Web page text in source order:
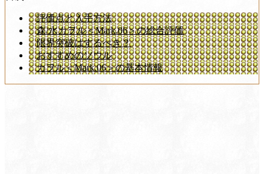
評価点と入手方法
森/水カヲル＜Mark.06＞の総合評価
限界突破はするべき？
おすすめのソウル
カヲル＜Mark.06＞の基本情報